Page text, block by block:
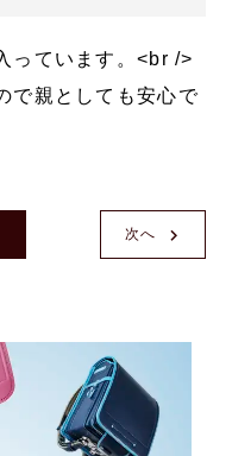
っています。<br />
で親としても安心で
次へ